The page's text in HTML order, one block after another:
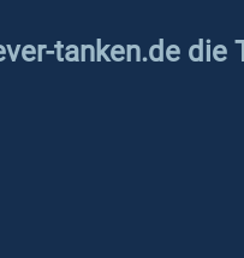
tanken.de